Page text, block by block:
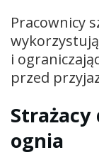
Pracownicy
i
przed
Strażacy
ognia